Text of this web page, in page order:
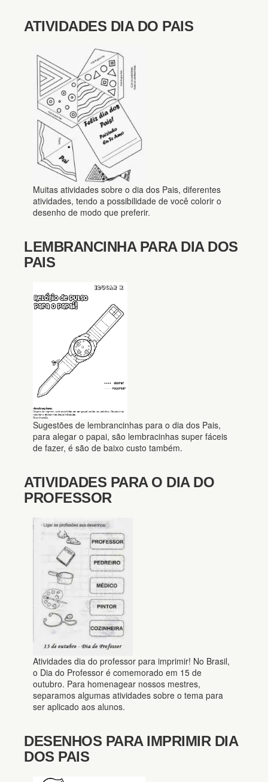
ATIVIDADES DIA DO PAIS
Muitas atividades sobre o dia dos Pais, diferentes
atividades, tendo a possibilidade de você colorir o
desenho de modo que preferir.
LEMBRANCINHA PARA DIA DOS
PAIS
Sugestões de lembrancinhas para o dia dos Pais,
para alegar o papai, são lembracinhas super fáceis
de fazer, é são de baixo custo também.
ATIVIDADES PARA O DIA DO
PROFESSOR
Atividades dia do professor para imprimir! No Brasil,
o Dia do Professor é comemorado em 15 de
outubro. Para homenagear nossos mestres,
separamos algumas atividades sobre o tema para
ser aplicado aos alunos.
DESENHOS PARA IMPRIMIR DIA
DOS PAIS